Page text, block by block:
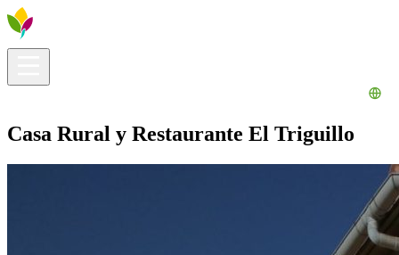
Casa Rural y Restaurante El Triguillo